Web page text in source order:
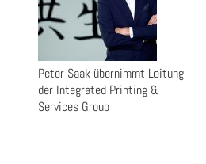
Peter Saak übernimmt Leitung
der Integrated Printing &
Services Group